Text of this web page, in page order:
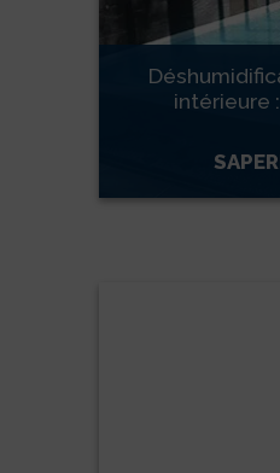
intérieure